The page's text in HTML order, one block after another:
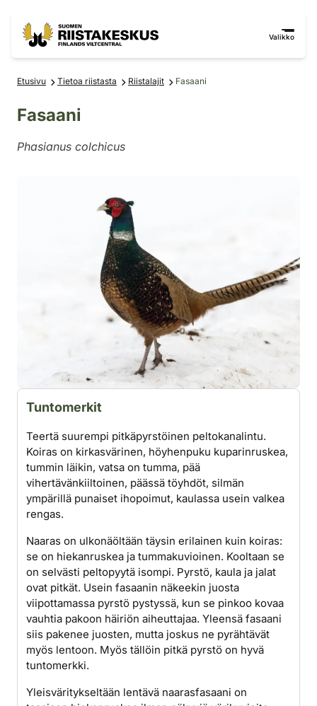
Valikko
Etusivu Tietoa riistasta Riistalajit Fasaani
Fasaani
Phasianus colchicus
Tuntomerkit
Teertä suurempi pitkäpyrstöinen peltokanalintu.
Koiras on kirkasvärinen, höyhenpuku kuparinruskea,
tummin läikin, vatsa on tumma, pää
vihertävänkiiltoinen, päässä töyhdöt, silmän
ympärillä punaiset ihopoimut, kaulassa usein valkea
rengas.
Naaras on ulkonäöltään täysin erilainen kuin koiras:
se on hiekanruskea ja tummakuvioinen. Kooltaan se
on selvästi peltopyytä isompi. Pyrstö, kaula ja jalat
ovat pitkät. Usein fasaanin näkeekin juosta
viipottamassa pyrstö pystyssä, kun se pinkoo kovaa
vauhtia ­pakoon häiriön aiheuttajaa. Yleensä fasaani
siis pakenee juosten, mutta joskus ne pyrähtävät
myös lentoon. Myös tällöin pitkä pyrstö on hyvä
tuntomerkki.
Yleisväritykseltään lentävä naarasfasaani on